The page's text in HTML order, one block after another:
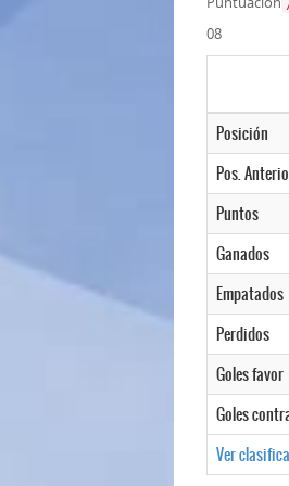
08
Ver
Posición
Pos.
Puntos
Ganados
Empatados
Perdidos
Goles favor
Goles